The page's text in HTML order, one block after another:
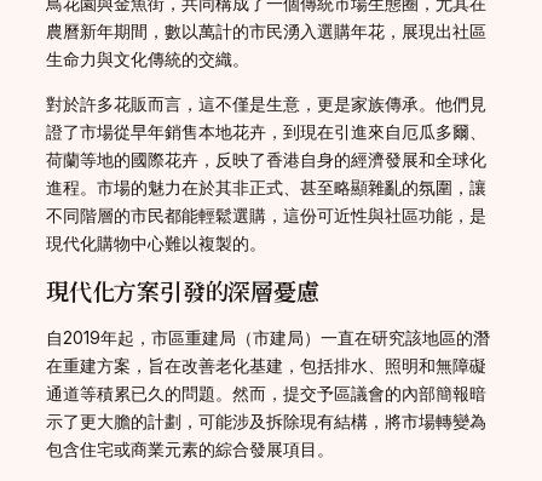
農曆新年期間，數以萬計的市民湧入選購年花，展現出社區
生命力與文化傳統的交織。
對於許多花販而言，這不僅是生意，更是家族傳承。他們見
證了市場從早年銷售本地花卉，到現在引進來自厄瓜多爾、
荷蘭等地的國際花卉，反映了香港自身的經濟發展和全球化
進程。市場的魅力在於其非正式、甚至略顯雜亂的氛圍，讓
不同階層的市民都能輕鬆選購，這份可近性與社區功能，是
現代化購物中心難以複製的。
現代化方案引發的深層憂慮
自2019年起，市區重建局（市建局）一直在研究該地區的潛
在重建方案，旨在改善老化基建，包括排水、照明和無障礙
通道等積累已久的問題。然而，提交予區議會的內部簡報暗
示了更大膽的計劃，可能涉及拆除現有結構，將市場轉變為
包含住宅或商業元素的綜合發展項目。